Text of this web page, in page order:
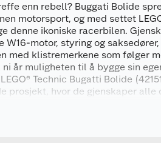
enn rebell? Buggati Bolide
motorsport, og med settet
denne ikoniske racerbilen.
W16-motor, styring og
med klistremerkene som følger
ni år muligheten til å bygge sin
Technic Bugatti Bolide
prosjekt, hvor de gjenskaper alle